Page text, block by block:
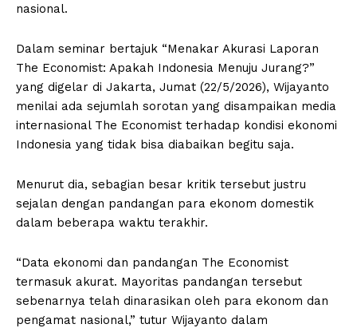
nasional.
Dalam seminar bertajuk “Menakar Akurasi Laporan
The Economist: Apakah Indonesia Menuju Jurang?”
yang digelar di Jakarta, Jumat (22/5/2026), Wijayanto
menilai ada sejumlah sorotan yang disampaikan media
internasional The Economist terhadap kondisi ekonomi
Indonesia yang tidak bisa diabaikan begitu saja.
Menurut dia, sebagian besar kritik tersebut justru
sejalan dengan pandangan para ekonom domestik
dalam beberapa waktu terakhir.
“Data ekonomi dan pandangan The Economist
termasuk akurat. Mayoritas pandangan tersebut
sebenarnya telah dinarasikan oleh para ekonom dan
pengamat nasional,” tutur Wijayanto dalam